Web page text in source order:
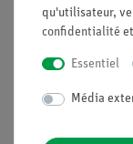
Contenu de
Médias /
qu'utilisateur,
confidentialité
Essentiel
Média